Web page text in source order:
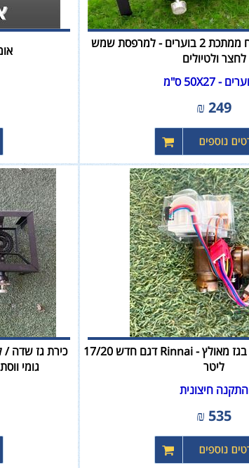
כירת גז שדה / לשטח ממתכת 2 בוערים - למרפסת שמש
לחצר ולטיולים
249
₪
ברז סרבו למחמם מים בגז מאולץ - Rinnai דגם חדש 17/20
ליטר
התקנה חיצונית
535
₪
גומי